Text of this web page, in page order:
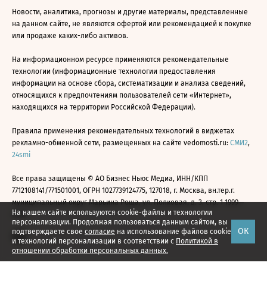
На нашем сайте используются cookie-файлы и технологии
персонализации. Продолжая пользоваться данным сайтом, вы
подтверждаете свое согласие на использование файлов cookie
и технологий персонализации в соответствии с Политикой в
отношении обработки персональных данных.
ОК
Новости, аналитика, прогнозы и другие материалы, представленные
на данном сайте, не являются офертой или рекомендацией к покупке
или продаже каких-либо активов.
На информационном ресурсе применяются рекомендательные
технологии (информационные технологии предоставления
информации на основе сбора, систематизации и анализа сведений,
относящихся к предпочтениям пользователей сети «Интернет»,
находящихся на территории Российской Федерации).
Правила применения рекомендательных технологий в виджетах
рекламно-обменной сети, размещенных на сайте vedomosti.ru: СМИ2,
24smi
Все права защищены © АО Бизнес Ньюс Медиа, ИНН/КПП
7712108141/771501001, ОГРН 1027739124775, 127018, г. Москва, вн.тер.г.
муниципальный округ Марьина Роща, ул. Полковая, д. 3, стр. 1 1999—
2026